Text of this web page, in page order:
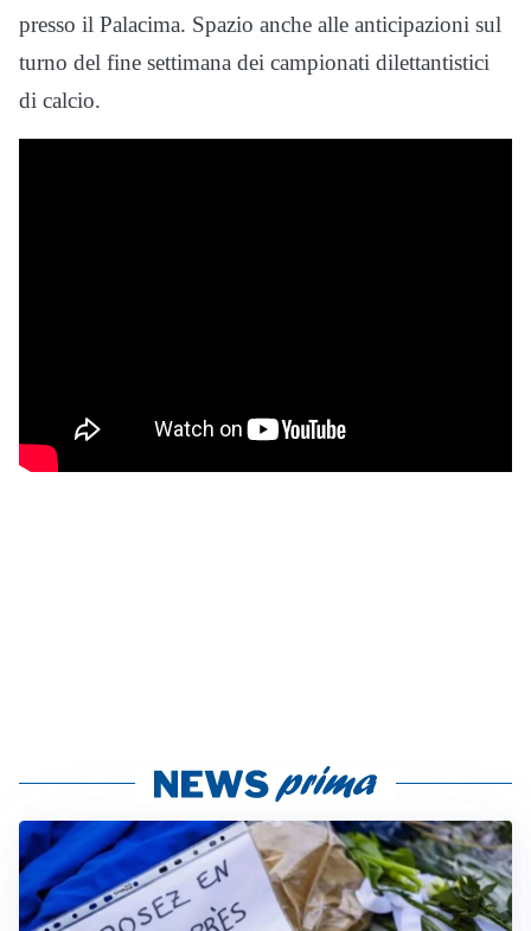
presso il Palacima. Spazio anche alle anticipazioni sul
turno del fine settimana dei campionati dilettantistici
di calcio.